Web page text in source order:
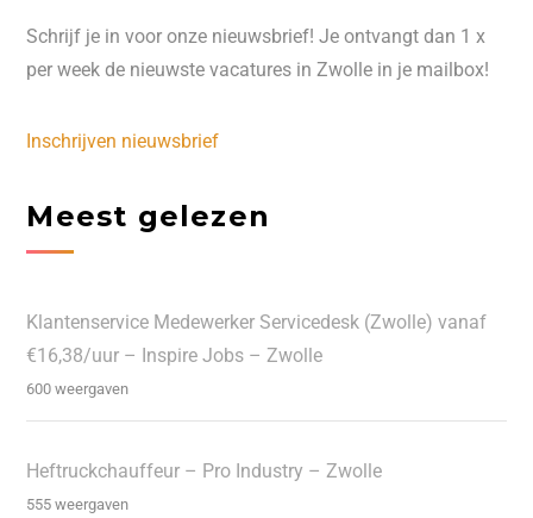
Schrijf je in voor onze nieuwsbrief! Je ontvangt dan 1 x
per week de nieuwste vacatures in Zwolle in je mailbox!
Inschrijven nieuwsbrief
Meest gelezen
Klantenservice Medewerker Servicedesk (Zwolle) vanaf
€16,38/uur – Inspire Jobs – Zwolle
600 weergaven
Heftruckchauffeur – Pro Industry – Zwolle
555 weergaven